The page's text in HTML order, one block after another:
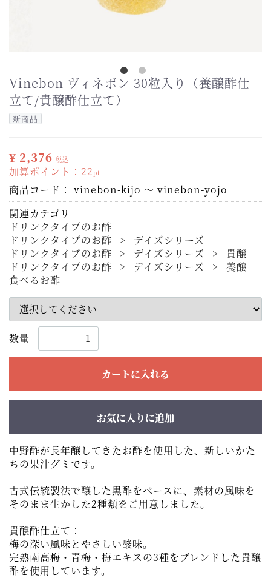
Vinebon ヴィネボン 30粒入り（養醸酢仕
立て/貴醸酢仕立て）
新商品
¥ 2,376 税込
加算ポイント： 22pt
商品コード： vinebon-kijo ～ vinebon-yojo
関連カテゴリ
ドリンクタイプのお酢
ドリンクタイプのお酢
デイズシリーズ
ドリンクタイプのお酢
デイズシリーズ
貴醸
ドリンクタイプのお酢
デイズシリーズ
養醸
食べるお酢
数量
カートに入れる
お気に入りに追加
中野酢が長年醸してきたお酢を使用した、新しいかた
ちの果汁グミです。
古式伝統製法で醸した黒酢をベースに、素材の風味を
そのまま生かした2種類をご用意しました。
貴醸酢仕立て：
梅の深い風味とやさしい酸味。
完熟南高梅・青梅・梅エキスの3種をブレンドした貴醸
酢を使用しています。